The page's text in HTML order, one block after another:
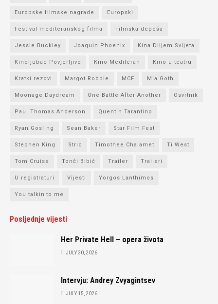
Europske filmske nagrade Europski
Festival mediteranskog filma Filmska depeša
Jessie Buckley Joaquin Phoenix Kina Diljem Svijeta
Kinoljubac Povjerljivo Kino Mediteran Kino u teatru
Kratki rezovi Margot Robbie MCF Mia Goth
Moonage Daydream One Battle After Another Osvrtnik
Paul Thomas Anderson Quentin Tarantino
Ryan Gosling Sean Baker Star Film Fest
Stephen King Stric Timothee Chalamet Ti West
Tom Cruise Tonči Bibić Trailer Traileri
U registraturi Vijesti Yorgos Lanthimos
You talkin'to me
Posljednje vijesti
Her Private Hell – opera života
JULY 30, 2026
Intervju: Andrey Zvyagintsev
JULY 15, 2026